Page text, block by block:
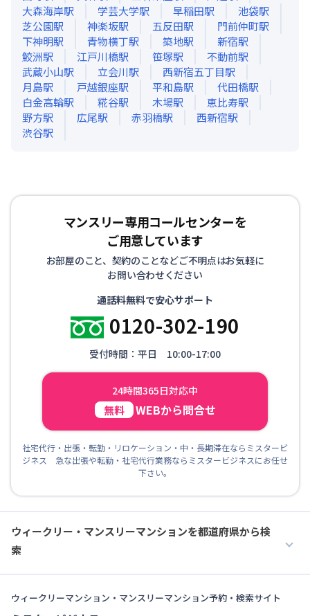
大森海岸駅 学芸大学駅 早稲田駅 池袋駅
芝公園駅 神楽坂駅 五反田駅 門前仲町駅
下神明駅 青物横丁駅 築地駅 新宿駅
鮫洲駅 江戸川橋駅 笹塚駅 不動前駅
武蔵小山駅 立会川駅 西新宿五丁目駅
月島駅 戸越銀座駅 平和島駅 代田橋駅
白金高輪駅 糀谷駅 木場駅 恵比寿駅
野方駅 広尾駅 赤羽橋駅 西新宿駅
渋谷駅
マンスリー専用コールセンターを
ご用意しています
お部屋のこと、契約のことなどご不明点はお気軽に
お問い合わせください
通話料無料で安心サポート
0120-302-190
受付時間：平日 10:00-17:00
24時間365日対応中
無料 WEBから問合せ
社宅代行・出張・転勤・リロケーション・中・長期滞在ならミスタービ
ジネス 急な出張や転勤・社宅代行業務ならミスタービジネスにお任せ
下さい。
ウィークリー・マンスリーマンションを都道府県から検
索
ウィークリーマンション・マンスリーマンション予約・検索サイト